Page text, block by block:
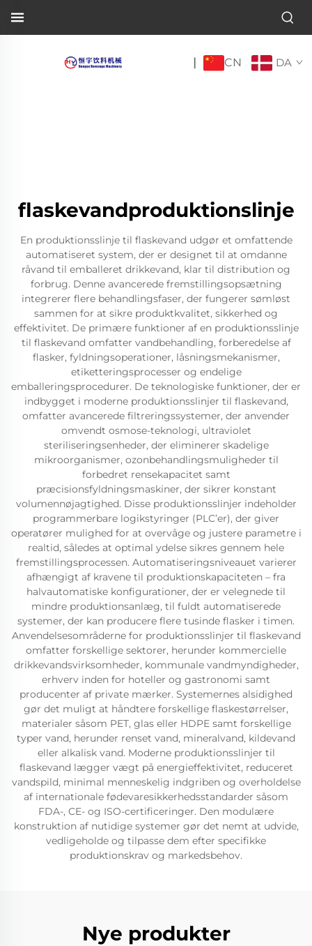
| CN DA
flaskevandproduktionslinje
En produktionsslinje til flaskevand udgør et omfattende
automatiseret system, der er designet til at omdanne
råvand til emballeret drikkevand, klar til distribution og
forbrug. Denne avancerede fremstillingsopsætning
integrerer flere behandlingsfaser, der fungerer sømløst
sammen for at sikre produktkvalitet, sikkerhed og
effektivitet. De primære funktioner af en produktionsslinje
til flaskevand omfatter vandbehandling, forberedelse af
flasker, fyldningsoperationer, låsningsmekanismer,
etiketteringsprocesser og endelige
emballeringsprocedurer. De teknologiske funktioner, der er
indbygget i moderne produktionsslinjer til flaskevand,
omfatter avancerede filtreringssystemer, der anvender
omvendt osmose-teknologi, ultraviolet
steriliseringsenheder, der eliminerer skadelige
mikroorganismer, ozonbehandlingsmuligheder til
forbedret rensekapacitet samt
præcisionsfyldningsmaskiner, der sikrer konstant
volumennøjagtighed. Disse produktionsslinjer indeholder
programmerbare logikstyringer (PLC’er), der giver
operatører mulighed for at overvåge og justere parametre i
realtid, således at optimal ydelse sikres gennem hele
fremstillingsprocessen. Automatiseringsniveauet varierer
afhængigt af kravene til produktionskapaciteten – fra
halvautomatiske konfigurationer, der er velegnede til
mindre produktionsanlæg, til fuldt automatiserede
systemer, der kan producere flere tusinde flasker i timen.
Anvendelsesområderne for produktionsslinjer til flaskevand
omfatter forskellige sektorer, herunder kommercielle
drikkevandsvirksomheder, kommunale vandmyndigheder,
erhverv inden for hoteller og gastronomi samt
producenter af private mærker. Systemernes alsidighed
gør det muligt at håndtere forskellige flaskestørrelser,
materialer såsom PET, glas eller HDPE samt forskellige
typer vand, herunder renset vand, mineralvand, kildevand
eller alkalisk vand. Moderne produktionsslinjer til
flaskevand lægger vægt på energieffektivitet, reduceret
vandspild, minimal menneskelig indgriben og overholdelse
af internationale fødevaresikkerhedsstandarder såsom
FDA-, CE- og ISO-certificeringer. Den modulære
konstruktion af nutidige systemer gør det nemt at udvide,
vedligeholde og tilpasse dem efter specifikke
produktionskrav og markedsbehov.
Nye produkter